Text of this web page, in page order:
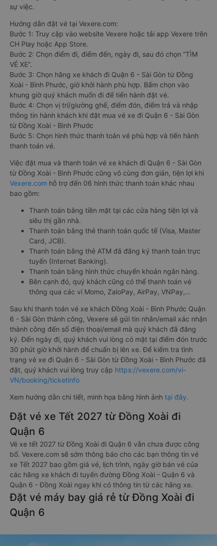
sự việc.
Hướng dẫn đặt vé tại Vexere.com:
Bước 1: Truy cập vào website Vexere hoặc tải app Vexere trên
CH Play hoặc App Store.
Bước 2: Chọn điểm đi, điểm đến, ngày đi, sau đó chọn “TÌM
VÉ XE”.
Bước 3: Chọn hãng xe khách đi Quận 6 - Sài Gòn từ Đồng
Xoài - Bình Phước, giờ khởi hành phù hợp. Bấm chọn vào
khung giờ quý khách muốn đi để tiến hành đặt vé.
Bước 4: Chọn vị trí/giường ghế, điểm đón, điểm trả và nhập
thông tin hành khách khi đặt mua vé xe đi Quận 6 - Sài Gòn
từ Đồng Xoài - Bình Phước
Bước 5: Chọn hình thức thanh toán vé phù hợp và tiến hành
thanh toán vé.
Việc đặt mua và thanh toán vé xe khách đi Quận 6 - Sài Gòn
từ Đồng Xoài - Bình Phước cũng vô cùng đơn giản, tiện lợi khi
Vexere.com hỗ trợ đến 06 hình thức thanh toán khác nhau
bao gồm:
Thanh toán bằng tiền mặt tại các cửa hàng tiện lợi và
siêu thị gần nhà.
Thanh toán bằng thẻ thanh toán quốc tế (Visa, Master
Card, JCB).
Thanh toán bằng thẻ ATM đã đăng ký thanh toán trực
tuyến (Internet Banking).
Thanh toán bằng hình thức chuyển khoản ngân hàng.
Bên cạnh đó, quý khách cũng có thể thanh toán vé
thông qua các ví Momo, ZaloPay, AirPay, VNPay,…
Sau khi thanh toán vé xe khách Đồng Xoài - Bình Phước Quận
6 - Sài Gòn thành công, Vexere sẽ gửi tin nhắn/email xác nhận
thành công đến số điện thoại/email mà quý khách đã đăng
ký. Đến ngày đi, quý khách vui lòng có mặt tại điểm đón trước
30 phút giờ khởi hành để chuẩn bị lên xe. Để kiểm tra tình
trạng vé xe đi Quận 6 - Sài Gòn từ Đồng Xoài - Bình Phước đã
đặt, quý khách vui lòng truy cập https://vexere.com/vi-
VN/booking/ticketinfo
Xem hướng dẫn chi tiết, minh họa bằng hình ảnh tại đây.
Đặt vé xe Tết 2027 từ Đồng Xoài đi
Quận 6
Vé xe tết 2027 từ Đồng Xoài đi Quận 6 vẫn chưa được công
bố. Vexere.com sẽ sớm thông báo cho các bạn thông tin vé
xe Tết 2027 bao gồm giá vé, lịch trình, ngày giờ bán vé của
các hãng xe khách đi tuyến đường Đồng Xoài - Quận 6 và
Quận 6 - Đồng Xoài ngay khi có thông tin từ các hãng xe.
Đặt vé máy bay giá rẻ từ Đồng Xoài đi
Quận 6